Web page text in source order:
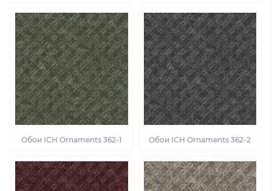
Обои ІСН Ornaments 362-1 Обои ІСН Ornaments 362-2